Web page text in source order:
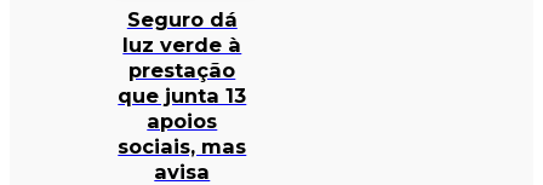
Seguro dá
luz verde à
prestação
que junta 13
apoios
sociais, mas
avisa